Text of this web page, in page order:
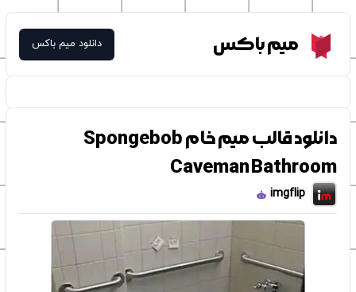
Meme Boxمیم باکس دانلود میم باکس
دانلود قالب میم خام Spongebob
Caveman Bathroom
imgflip